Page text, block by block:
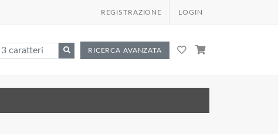
REGISTRAZIONE LOGIN
RICERCA AVANZATA